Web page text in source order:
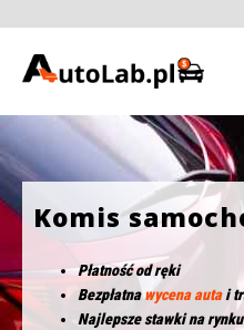
Komis
Płatność od ręki
Bezpłatnawycena autai
Najlepsze stawki na rynku